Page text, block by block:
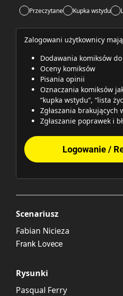
Przeczytane Kupka wstydu
Zalogowani użytkownicy
Dodawania komiksów
Oceny komiksów
Pisania opinii
Oznaczania komiksów
“kupka wstydu”, “lista
Zgłaszania brakujących
Zgłaszanie poprawek i
Logowanie /
Scenariusz
Fabian Nicieza
Frank Lovece
Rysunki
Pasqual Ferry